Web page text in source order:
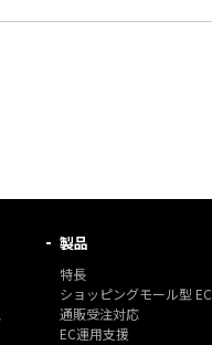
製品
特長
ショッピングモール型 EC
通販受注対応
EC運用支援